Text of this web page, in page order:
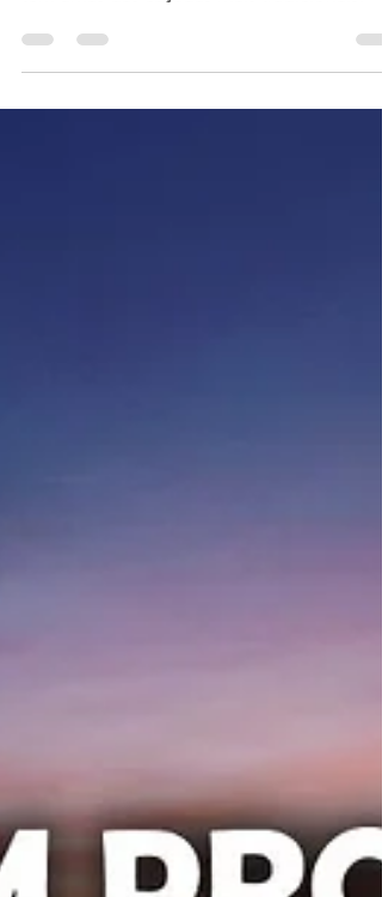
tem umas das caçadas mais tradicionais.